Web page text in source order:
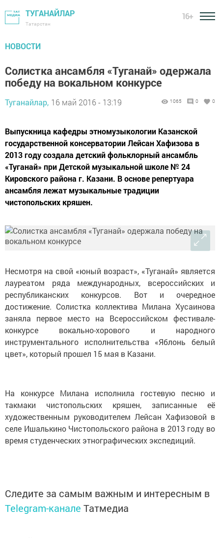
ТУГАНАЙЛАР
Татарстан
16+
НОВОСТИ
Солистка ансамбля «Туганай» одержала
победу на вокальном конкурсе
Туганайлар, 16 май 2016 - 13:19 1065 0 0
Выпускница кафедры этномузыкологии Казанской
государственной консерватории Лейсан Хафизова в
2013 году создала детский фольклорный ансамбль
«Туганай» при Детской музыкальной школе № 24
Кировского района г. Казани. В основе репертуара
ансамбля лежат музыкальные традиции
чистопольских кряшен.
Несмотря на свой «юный возраст», «Туганай» является
лауреатом ряда международных, всероссийских и
республиканских конкурсов. Вот и очередное
достижение. Солистка коллектива Милана Хусаинова
заняла первое место на Всероссийском фестивале-
конкурсе вокально-хорового и народного
инструментального исполнительства «Яблонь белый
цвет», который прошел 15 мая в Казани.
На конкурсе Милана исполнила гостевую песню и
такмаки чистопольских кряшен, записанные её
художественным руководителем Лейсан Хафизовой в
селе Ишалькино Чистопольского района в 2013 году во
время студенческих этнографических экспедиций.
Следите за самым важным и интересным в
Telegram-канале Татмедиа